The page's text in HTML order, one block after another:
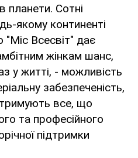
планети. Сотні
якому континенті
"Міс Всесвіт" дає
жінкам шанс,
у житті, - можливість
забезпеченість,
все, що
та професійного
підтримки